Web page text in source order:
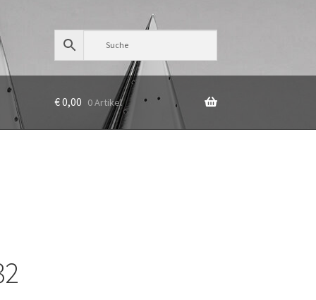
€0,00 0 Artikel